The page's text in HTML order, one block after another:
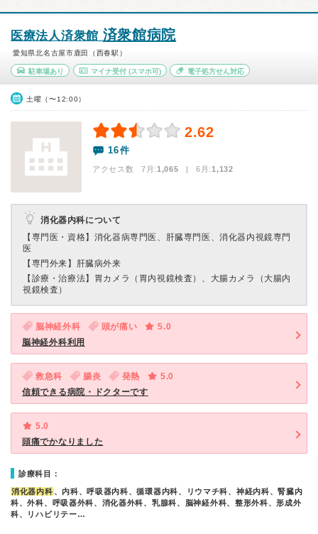
医療法人済衆館 済衆館病院
愛知県北名古屋市鹿田（西春駅）
駐車場あり マイナ受付(スマホ可) 電子処方せん対応
土曜（〜12:00）
2.62
16件
アクセス数 7月:1,065 | 6月:1,132
消化器内科について
【専門医・資格】 消化器病専門医、肝臓専門医、消化器内視鏡専門
医
【専門外来】 肝臓病外来
【診療・治療法】 胃カメラ（胃内視鏡検査）、大腸カメラ（大腸内
視鏡検査）
脳神経外科 頭が痛い
5.0
脳神経外科利用
救急科 腸炎 発熱
5.0
信頼できる病院・ドクターです
5.0
頭痛でかなりました
診療科目：
消化器内科 、内科、呼吸器内科、循環器内科、リウマチ科、神経内科、腎臓内
科、外科、呼吸器外科、消化器外科、乳腺科、脳神経外科、整形外科、形成外
科、リハビリテー…